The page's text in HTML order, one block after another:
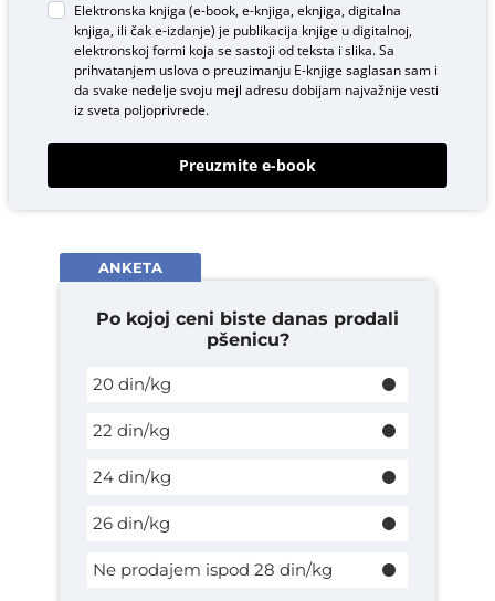
Elektronska knjiga (e-book, e-knjiga, eknjiga, digitalna
knjiga, ili čak e-izdanje) je publikacija knjige u digitalnoj,
elektronskoj formi koja se sastoji od teksta i slika. Sa
prihvatanjem uslova o preuzimanju E-knjigesaglasan sam i
da svake nedelje svoju mejl adresu dobijam najvažnije vesti
iz sveta poljoprivrede.
Preuzmite e-book
ANKETA
Po kojoj ceni biste danas prodali
pšenicu?
20 din/kg
22 din/kg
24 din/kg
26 din/kg
Ne prodajem ispod 28 din/kg